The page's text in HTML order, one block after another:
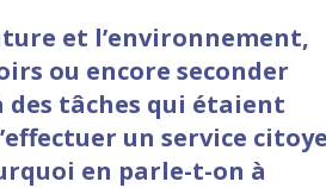
et l’environnement,
ou encore seconder
des tâches qui étaient
un service
en parle-t-on à